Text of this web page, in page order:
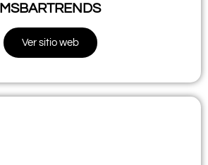
MSBARTRENDS
Ver sitio web